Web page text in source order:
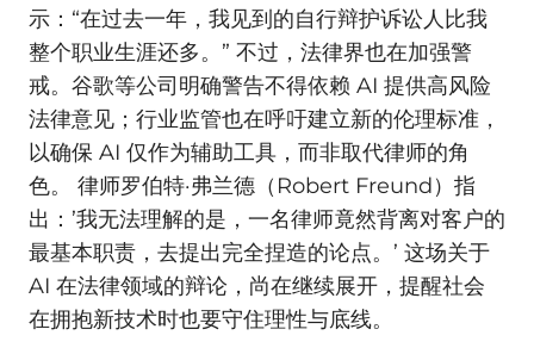
示：“在过去一年，我见到的自行辩护诉讼人比我
整个职业生涯还多。” 不过，法律界也在加强警
戒。谷歌等公司明确警告不得依赖 AI 提供高风险
法律意见；行业监管也在呼吁建立新的伦理标准，
以确保 AI 仅作为辅助工具，而非取代律师的角
色。 律师罗伯特·弗兰德（Robert Freund）指
出：’我无法理解的是，一名律师竟然背离对客户的
最基本职责，去提出完全捏造的论点。’ 这场关于
AI 在法律领域的辩论，尚在继续展开，提醒社会
在拥抱新技术时也要守住理性与底线。